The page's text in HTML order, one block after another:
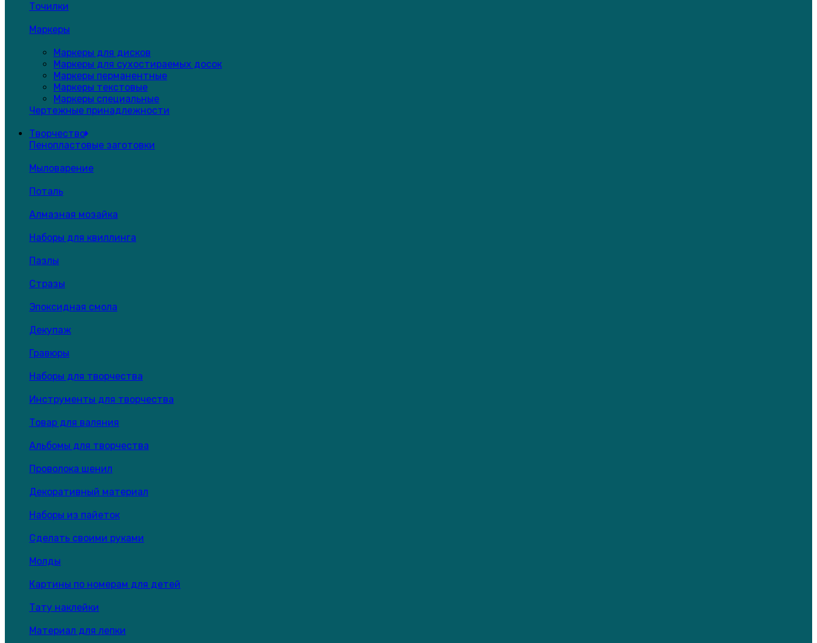
Точилки
Маркеры
Маркеры для дисков
Маркеры для сухостираемых досок
Маркеры перманентные
Маркеры текстовые
Маркеры специальные
Чертежные принадлежности
Творчество
Пенопластовые заготовки
Мыловарение
Поталь
Алмазная мозайка
Наборы для квиллинга
Пазлы
Стразы
Эпоксидная смола
Декупаж
Гравюры
Наборы для творчества
Инструменты для творчества
Товар для валяния
Альбомы для творчества
Проволока шенил
Декоративный материал
Наборы из пайеток
Сделать своими руками
Молды
Картины по номерам для детей
Тату наклейки
Материал для лепки